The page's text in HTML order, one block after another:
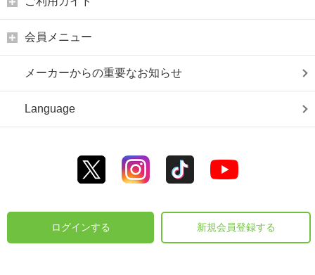
会員メニュー
メーカーからの重要なお知らせ
Language
ログインする 新規会員登録する